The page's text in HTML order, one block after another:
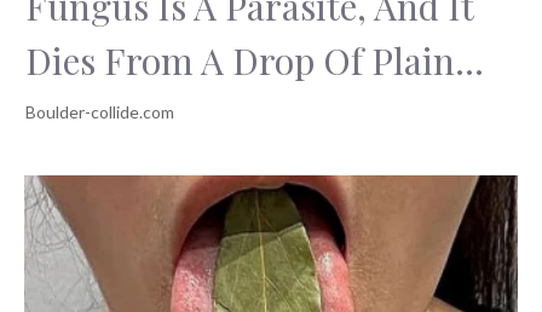
Dies From A Drop Of Plain...